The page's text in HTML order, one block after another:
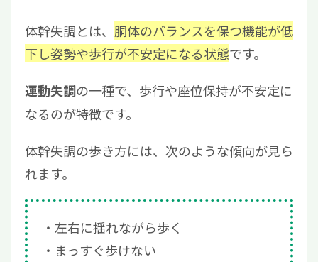
体幹失調とは、 胴体のバランスを保つ機能が低
下し姿勢や歩行が不安定になる状態です。
運動失調の一種で、歩行や座位保持が不安定に
なるのが特徴です。
体幹失調の歩き方には、次のような傾向が見ら
れます。
左右に揺れながら歩く
まっすぐ歩けない